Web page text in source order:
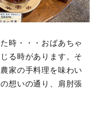
時・・・おばあちゃ
る時があります。そ
家の手料理を味わい
想いの通り、肩肘張